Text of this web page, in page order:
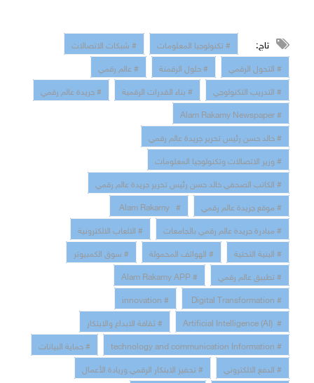
تاج: # تكنولوجيا المعلومات
# شبكات الاتصالات
# التحول الرقمي
# حلول الرقمنة
# عالم رقمي
# التدريب التكنولوجي
# بناء القدرات الرقمية
# جريدة عالم رقمي
# Alam Rakamy Newspaper
# خالد حسن رئيس تحرير جريدة عالم رقمي
# وزير الاتصالات وتكنولوجيا المعلومات
# الكاتب الصحفي خالد حسن رئيس تحرير جريدة عالم رقمي
# موقع جريدة عالم رقمي
# Alam Rakamy
# مبادرة جريدة عالم رقمي بالجامعات
# الالعاب الالكترونية
# البنية التحتية
# الهواتف المحمولة
# سوق الكمبيوتر
# تطبيق عالم رقمي
# Alam Rakamy APP
# Digital Transformation
# innovation
# Artificial Intelligence (AI)
# ثقافة الابداع والابتكار
# technology and communication Information
# حماية البيانات
# الدفع الالكتروني
# تحفيز الابتكار الرقمي وريادة الأعمال